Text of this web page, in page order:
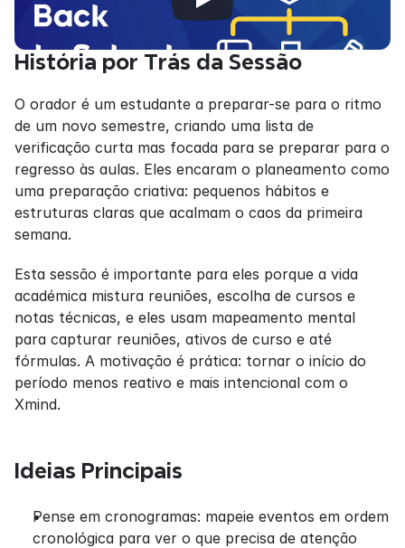
História por Trás da Sessão
O orador é um estudante a preparar-se para o ritmo
de um novo semestre, criando uma lista de
verificação curta mas focada para se preparar para o
regresso às aulas. Eles encaram o planeamento como
uma preparação criativa: pequenos hábitos e
estruturas claras que acalmam o caos da primeira
semana.
Esta sessão é importante para eles porque a vida
académica mistura reuniões, escolha de cursos e
notas técnicas, e eles usam mapeamento mental
para capturar reuniões, ativos de curso e até
fórmulas. A motivação é prática: tornar o início do
período menos reativo e mais intencional com o
Xmind.
Ideias Principais
Pense em cronogramas: mapeie eventos em ordem
cronológica para ver o que precisa de atenção